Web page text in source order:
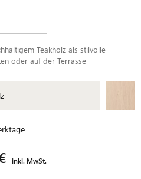
Teakholz als stilvolle
oder auf der Terrasse
inkl. MwSt.